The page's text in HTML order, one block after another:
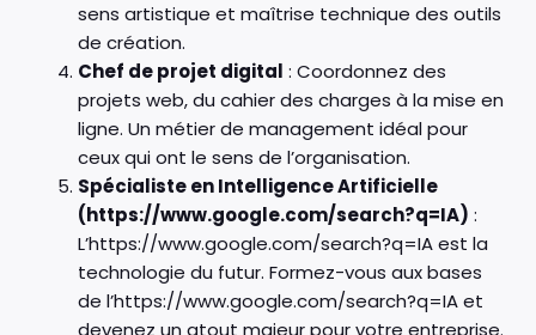
sens artistique et maîtrise technique des outils
de création.
Chef de projet digital : Coordonnez des
projets web, du cahier des charges à la mise en
ligne. Un métier de management idéal pour
ceux qui ont le sens de l’organisation.
Spécialiste en Intelligence Artificielle
(https://www.google.com/search?q=IA) :
L’https://www.google.com/search?q=IA est la
technologie du futur. Formez-vous aux bases
de l’https://www.google.com/search?q=IA et